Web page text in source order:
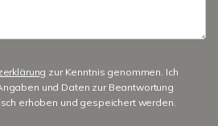
zur Kenntnis genommen. Ich
und Daten zur Beantwortung
erhoben und gespeichert werden.